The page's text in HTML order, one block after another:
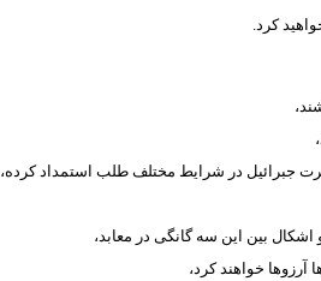
کرد.
جبرائیل در شرایط مختلف طلب استمداد کرده،
اشکال بین این سه گانگی در معابد،
خواهند کرد،